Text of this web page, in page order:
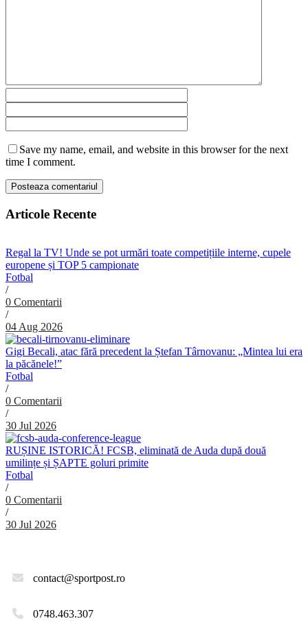
Save my name, email, and website in this browser for the next
time I comment.
Articole Recente
Regal la TV! Unde se pot urmări toate competițiile interne, cupele
europene și TOP 5 campionate
Fotbal
/
0 Comentarii
/
04 Aug 2026
Gigi Becali, atac fără precedent la Ștefan Târnovanu: „Mintea lui era
la păcănele!”
Fotbal
/
0 Comentarii
/
30 Jul 2026
RUȘINE ISTORICĂ! FCSB, eliminată de Auda după două
umilințe și ȘAPTE goluri primite
Fotbal
/
0 Comentarii
/
30 Jul 2026
contact@sportpost.ro
0748.463.307